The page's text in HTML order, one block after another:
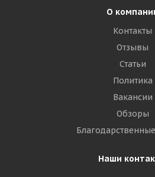
О
Контакты
Отзывы
Статьи
Политика
Вакансии
Обзоры
Наши